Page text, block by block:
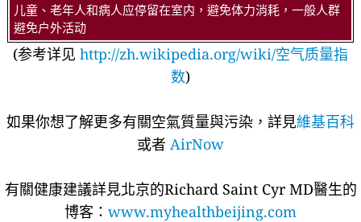
儿童、老年人和病人应停留在室内，避免体力消耗，一般人群
避免户外活动
(参考详见 http://zh.wikipedia.org/wiki/空气质量指
数)
如果你想了解更多有關空氣質量與污染，詳見維基百科
或者 AirNow
有關健康建議詳​​見北京的Richard Saint Cyr MD醫生的
博客： www.myhealthbeijing.com